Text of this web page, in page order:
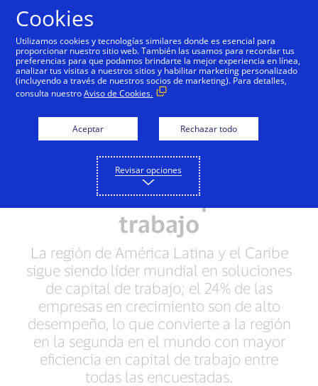
El Índice de Capital de
Trabajo de Visa de
empresas en
crecimiento revela
aumento de 300% en la
eficiencia de capital de
trabajo
La región de América Latina y el Caribe
sigue siendo líder mundial en soluciones
de capital de trabajo; el 24% de las
empresas en crecimiento son de alto
desempeño, lo que convierte a la región
en la segunda en el mundo con mayor
eficiencia en capital de trabajo entre
todas las encuestadas.
Cookies
Utilizamos cookies y tecnologías similares donde es esencial para
proporcionar nuestro sitio web. También las usamos para recordar tus
preferencias para que podamos brindarte la mejor experiencia en línea,
analizar tus visitas a nuestros sitios y habilitar marketing personalizado
(incluyendo a través de nuestros socios de marketing). Para detalles,
consulta nuestroAviso de Cookies.
Aceptar Rechazar todo
Revisar opciones